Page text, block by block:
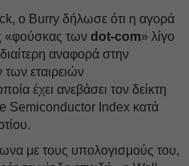
ο Burry δήλωσε ότι η αγορά
«φούσκας των dot-com» λίγο
αναφορά στην
εταιρειών
έχει ανεβάσει τον δείκτη
Semiconductor Index κατά
με τους υπολογισμούς του,